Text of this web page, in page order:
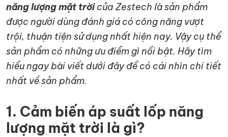
năng lượng mặt trờicủa Zestech là sản phẩm
được người dùng đánh giá có công năng vượt
trội, thuận tiện sử dụng nhất hiện nay. Vậy cụ thể
sản phẩm có những ưu điểm gì nổi bật. Hãy tìm
hiểu ngay bài viết dưới đây để có cái nhìn chi tiết
nhất về sản phẩm.
1. Cảm biến áp suất lốp năng
lượng mặt trời là gì?